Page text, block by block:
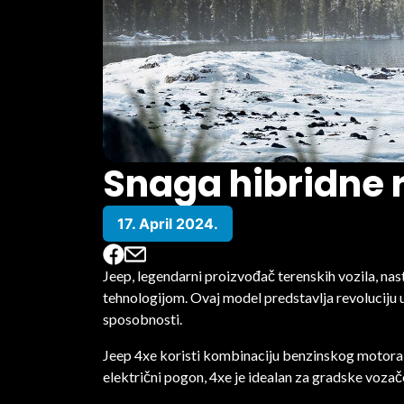
Snaga hibridne
17. April 2024.
Jeep, legendarni proizvođač terenskih vozila,
tehnologijom. Ovaj model predstavlja revoluciju
sposobnosti.
Jeep 4xe koristi kombinaciju benzinskog
električni pogon, 4xe je idealan za gradske